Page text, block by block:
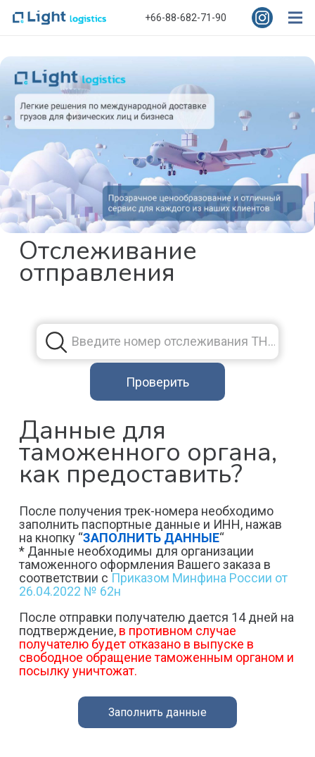
+66-88-682-71-90
Отслеживание
отправления
Данные для
таможенного органа,
как предоставить?
После получения трек-номера необходимо
заполнить паспортные данные и ИНН, нажав
на кнопку “ЗАПОЛНИТЬ ДАННЫЕ“
* Данные необходимы для организации
таможенного оформления Вашего заказа в
соответствии с Приказом Минфина России от
26.04.2022 № 62н
После отправки получателю дается 14 дней на
подтверждение, в противном случае
получателю будет отказано в выпуске в
свободное обращение таможенным органом и
посылку уничтожат.
Заполнить данные